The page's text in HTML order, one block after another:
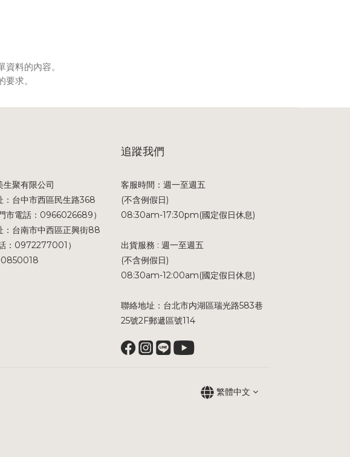
料的內容。
求。
生聚有限公司
：台中市西區民生路368
市電話：0966026689）
：台南市中西區正興街88
：0972277001）
追蹤我們
客服時間：週一至週五
(不含例假日)
08:30am-17:30pm(國定假日休息)
出貨服務 : 週一至週五
(不含例假日)
08:30am-12:00am(國定假日休息)
聯絡地址：台北市内湖區瑞光路583巷
25號2F郵遞區號114
繁體中文